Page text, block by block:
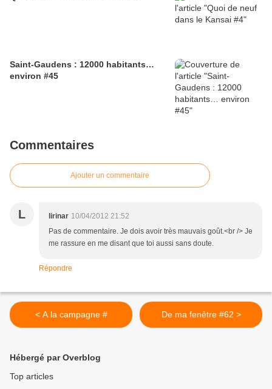
Saint-Gaudens : 12000 habitants…
environ #45
Commentaires
Ajouter un commentaire
L lirinar 10/04/2012 21:52
Pas de commentaire. Je dois avoir très mauvais goût.<br /> Je
me rassure en me disant que toi aussi sans doute.
Répondre
< A la campagne # De ma fenêtre #62 >
Hébergé par Overblog
Top articles